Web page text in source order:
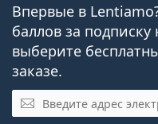
Впервые в
баллов за
выберите
заказе.
Эл. почта